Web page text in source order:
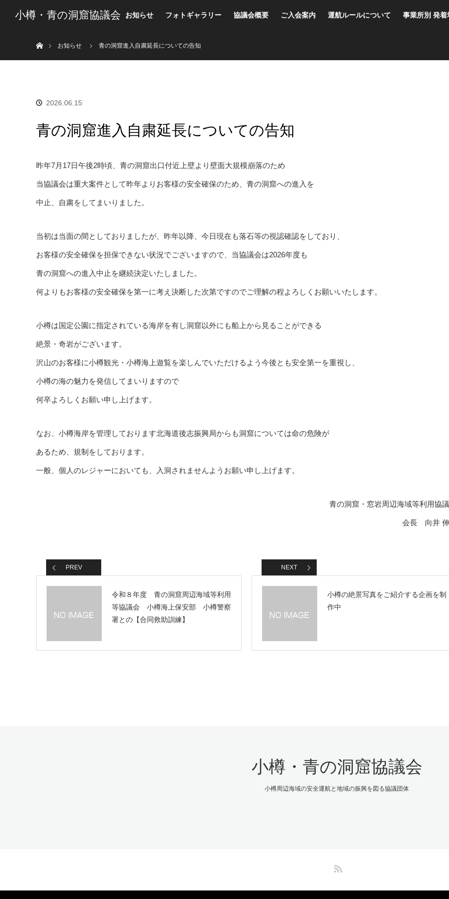
小樽・青の洞窟協議会 お知らせ フォトギャラリー 協議会概要 ご入会案内 運航ルールについて 事業所別 発着
お知らせ
青の洞窟進入自粛延長についての告知
2026.06.15
青の洞窟進入自粛延長についての告知
昨年7月17日午後2時頃、青の洞窟出口付近上壁より壁面大規模崩落のため
当協議会は重大案件として昨年よりお客様の安全確保のため、青の洞窟への進入を
中止、自粛をしてまいりました。
当初は当面の間としておりましたが、昨年以降、今日現在も落石等の視認確認をしており、
お客様の安全確保を担保できない状況でございますので、当協議会は2026年度も
青の洞窟への進入中止を継続決定いたしました。
何よりもお客様の安全確保を第一に考え決断した次第ですのでご理解の程よろしくお願いいたします。
小樽は国定公園に指定されている海岸を有し洞窟以外にも船上から見ることができる
絶景・奇岩がございます。
沢山のお客様に小樽観光・小樽海上遊覧を楽しんでいただけるよう今後とも安全第一を重視し、
小樽の海の魅力を発信してまいりますので
何卒よろしくお願い申し上げます。
なお、小樽海岸を管理しております北海道後志振興局からも洞窟については命の危険が
あるため、規制をしております。
一般、個人のレジャーにおいても、入洞されませんようお願い申し上げます。
青の洞窟・窓岩周辺海域等利用協
会長 向井
PREV
令和８年度 青の洞窟周辺海域等利用
等協議会 小樽海上保安部 小樽警察
署との【合同救助訓練】
NEXT
小樽の絶景写真をご紹介する企画を制
作中
小樽・青の洞窟協議会
小樽周辺海域の安全運航と地域の振興を図る協議団体